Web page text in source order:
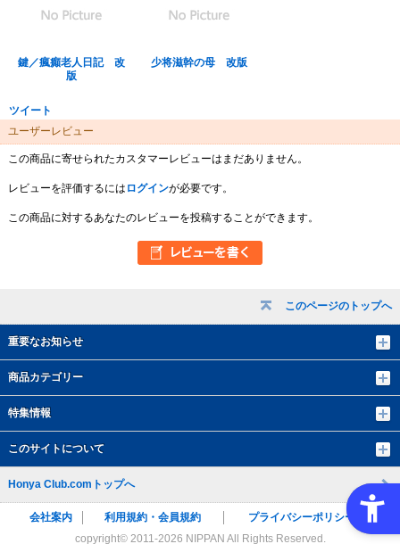
このページのトップへ
重要なお知らせ
商品カテゴリー
特集情報
このサイトについて
鍵／瘋癲老人日記 改
版
少将滋幹の母 改版
ツイート
ユーザーレビュー
この商品に寄せられたカスタマーレビューはまだありません。
レビューを評価するには ログインが必要です。
この商品に対するあなたのレビューを投稿することができます。
Honya Club.comトップへ
会社案内 利用規約・会員規約
プライバシーポリシー
copyright© 2011-2026 NIPPAN All Rights Reserved.